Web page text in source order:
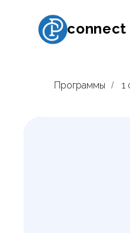
Psyconnect
Программы / 1